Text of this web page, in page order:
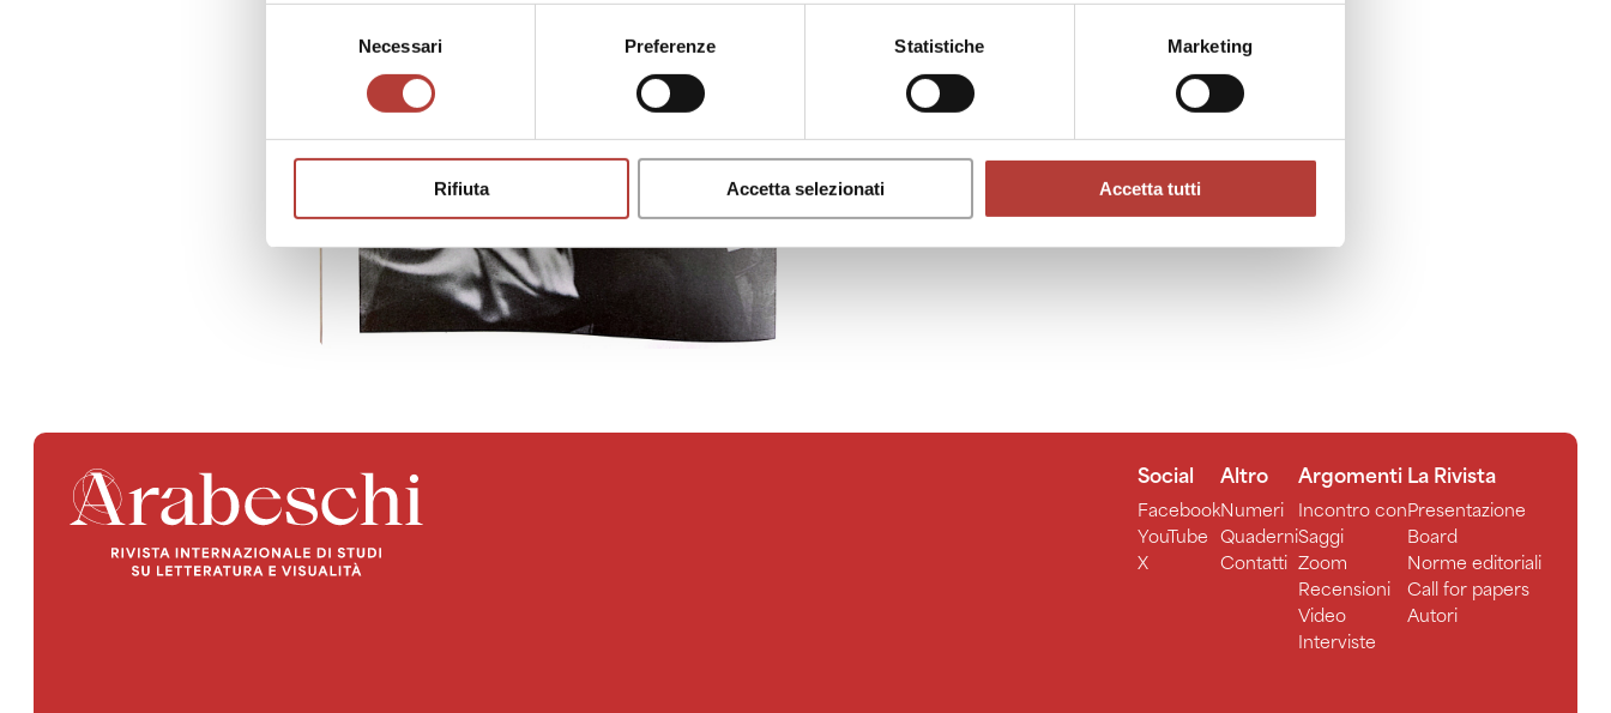
Necessari Preferenze Statistiche Marketing
Rifiuta Accetta selezionati Accetta tutti
Social
Facebook
YouTube
X
Altro
Numeri
Quaderni
Contatti
Argomenti
Incontro con
Saggi
Zoom
Recensioni
Video
Interviste
La Rivista
Presentazione
Board
Norme editoriali
Call for papers
Autori